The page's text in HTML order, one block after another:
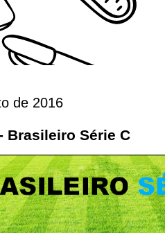
de 2016
Brasileiro Série C